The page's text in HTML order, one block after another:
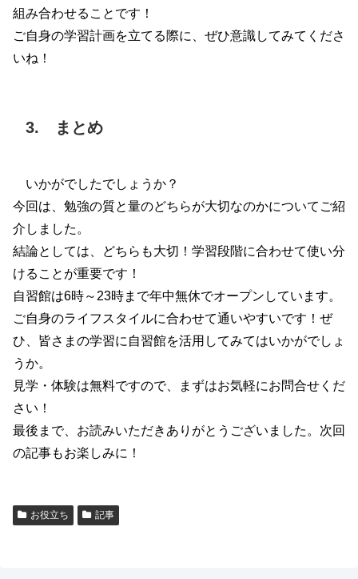
組み合わせることです！
ご自身の学習計画を立てる際に、ぜひ意識してみてくださ
いね！
3. まとめ
いかがでしたでしょうか？
今回は、勉強の質と量のどちらが大切なのかについてご紹
介しました。
結論としては、どちらも大切！学習段階に合わせて使い分
けることが重要です！
自習館は6時～23時まで年中無休でオープンしています。
ご自身のライフスタイルに合わせて通いやすいです！ぜ
ひ、皆さまの学習に自習館を活用してみてはいかがでしょ
うか。
見学・体験は無料ですので、まずはお気軽にお問合せくだ
さい！
最後まで、お読みいただきありがとうございました。次回
の記事もお楽しみに！
お役立ち 記事